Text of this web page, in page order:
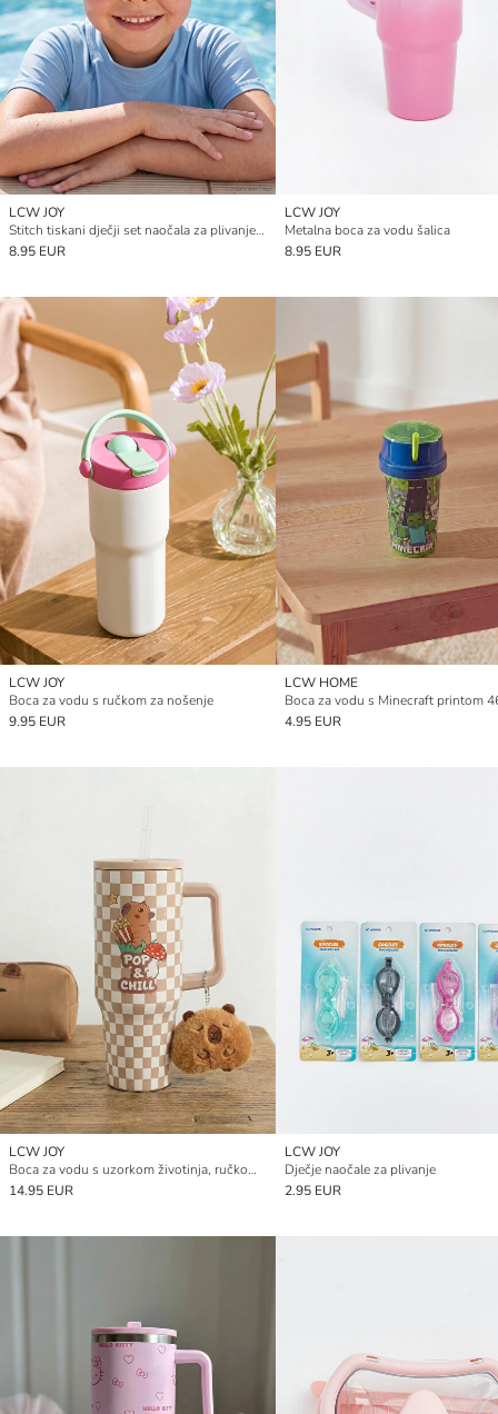
LCW JOY
Stitch tiskani dječji set naočala za plivanje i kape za plivanje
8.95 EUR
LCW JOY
Metalna boca za vodu šalica
8.95 EUR
LCW JOY
Boca za vodu s ručkom za nošenje
9.95 EUR
LCW HOME
Boca za vodu s Minecraft printom
4.95 EUR
LCW JOY
Boca za vodu s uzorkom životinja, ručkom i slamkom, 1200 ml
14.95 EUR
LCW JOY
Dječje naočale za plivanje
2.95 EUR